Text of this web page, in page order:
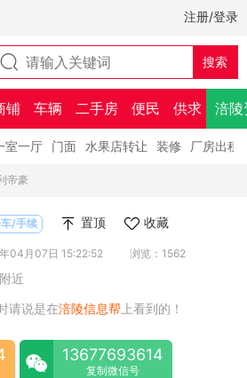
注册/登录
铺 车辆 二手房 便民 供求 涪陵
室一厅 门面 水果店转让 装修 厂房出租
帝豪
/手续 置顶 收藏
04月07日 15:22:52 浏览：1562
近
请说是在涪陵信息帮 上看到的！
13677693614
复制微信号